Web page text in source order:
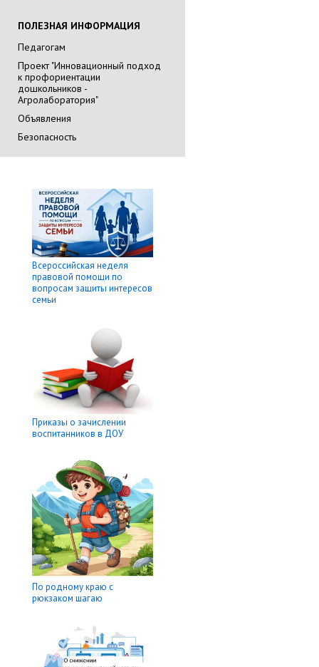
ПОЛЕЗНАЯ ИНФОРМАЦИЯ
Педагогам
Проект "Инновационный подход
к профориентации
дошкольников -
Агролаборатория"
Объявления
Безопасность
Всероссийская неделя
правовой помощи по
вопросам защиты интересов
семьи
Приказы о зачислении
воспитанников в ДОУ
По родному краю с
рюкзаком шагаю